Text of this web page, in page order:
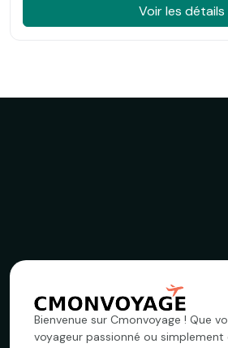
Voir les détails
Bienvenue sur Cmonvoyage ! Que
voyageur passionné ou simplement